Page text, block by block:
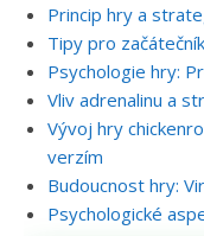
Princip hry a
Tipy pro
Psychologie hry:
Vliv adrenalinu a
Vývoj hry
verzím
Budoucnost hry:
Psychologické